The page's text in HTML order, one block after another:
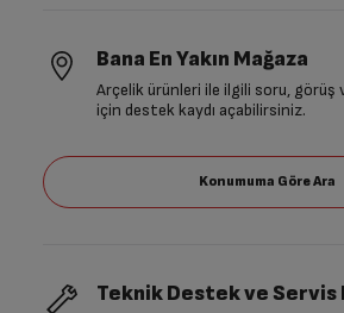
Bana En Yakın Mağaza
Arçelik ürünleri ile ilgili soru, görüş
için destek kaydı açabilirsiniz.
Teknik Destek ve Servis